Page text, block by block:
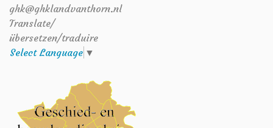
ghk@ghklandvanthorn.nl
Translate/
übersetzen/traduire
Select Language ▼